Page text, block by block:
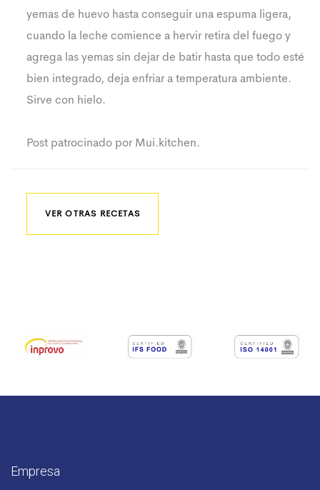
yemas de huevo hasta conseguir una espuma ligera,
cuando la leche comience a hervir retira del fuego y
agrega las yemas sin dejar de batir hasta que todo esté
bien integrado, deja enfriar a temperatura ambiente.
Sirve con hielo.
Post patrocinado por Mui.kitchen.
VER OTRAS RECETAS
Empresa